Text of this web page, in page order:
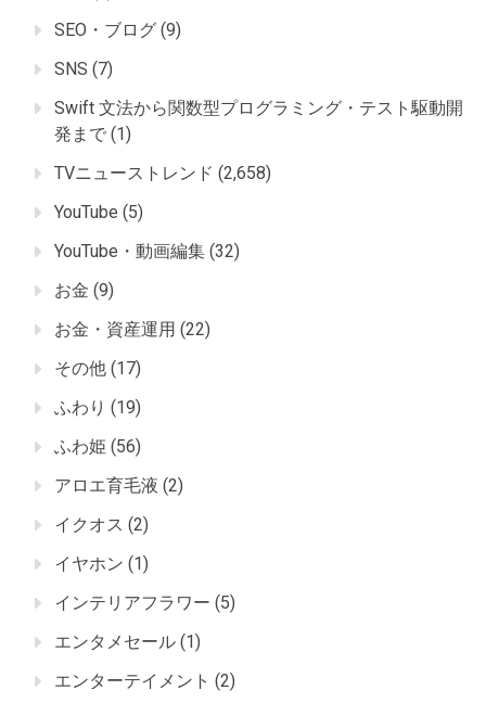
SEO・ブログ (9)
SNS (7)
Swift 文法から関数型プログラミング・テスト駆動開
発まで (1)
TVニューストレンド (2,658)
YouTube (5)
YouTube・動画編集 (32)
お金 (9)
お金・資産運用 (22)
その他 (17)
ふわり (19)
ふわ姫 (56)
アロエ育毛液 (2)
イクオス (2)
イヤホン (1)
インテリアフラワー (5)
エンタメセール (1)
エンターテイメント (2)